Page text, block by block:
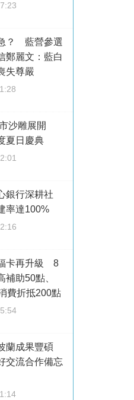
？ 藍營參選
鄭麗文：藍白
失尊嚴
沙雕展開
夏日慶典
銀行深耕社
率達100%
卡再升級 8
補助50點、
費折抵200點
蘭成果豐碩
交流合作備忘